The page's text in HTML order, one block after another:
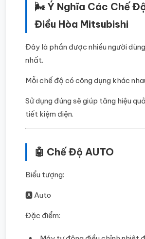
🌬️ Ý Nghĩa Các Chế
Điều Hòa Mitsubishi
Đây là phần được nhiều người
nhất.
Mỗi chế độ có công dụng khác
Sử dụng đúng sẽ giúp tăng hiệu
tiết kiệm điện.
🤖 Chế Độ AUTO
Biểu tượng:
🅰️ Auto
Đặc điểm: